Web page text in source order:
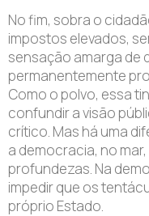
No fim, sobra o
impostos elevados,
sensação amarga de
permanentemente
Como o polvo, essa
confundir a visão
crítico. Mas há uma
a democracia, no
profundezas. Na
impedir que os
próprio Estado.